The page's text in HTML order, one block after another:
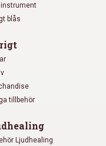
blås
tillbehör
Ljudhealing